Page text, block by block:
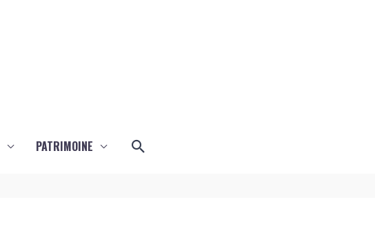
PATRIMOINE Rechercher